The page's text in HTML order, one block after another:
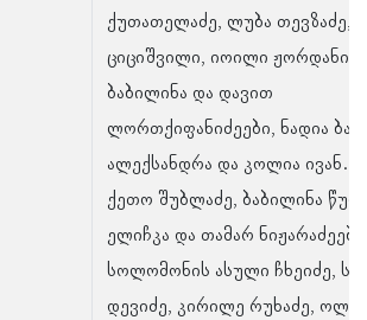
ქუთათელაძე, ლუბა თევზაძე,
ციციშვილი, იოილი ჟორდანია,
ბაბილინა და დავით
ლორთქიფანიძეები, ნადია
ალექსანდრა და კოლია ივან.
ქეთო შუბლაძე, ბაბილინა
ელიჩკა და თამარ
სოლომონის ასული ჩხეიძე,
დევიძე, კირილე რუხაძე,